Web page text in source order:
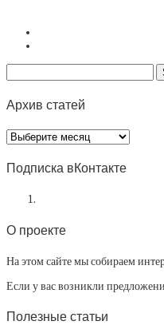
Архив статей
Архив
статей
Подписка вКонтакте
О проекте
На этом сайте мы собираем
Если у вас возникли
Полезные статьи